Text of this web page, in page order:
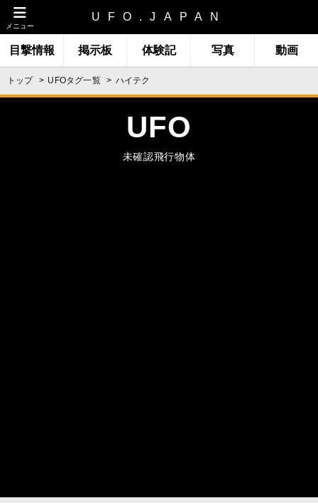
メニュー
UFO.JAPAN
目撃情報 掲示板 体験記 写真 動画
トップ UFOタグ一覧 ハイテク
UFO
未確認飛行物体